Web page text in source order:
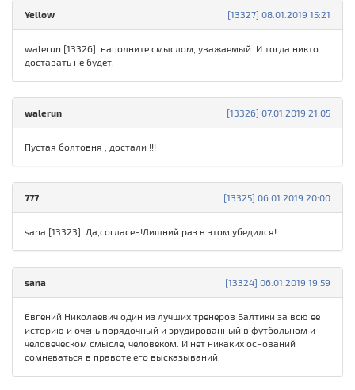
[13327] 08.01.2019 15:21
Yellow
walerun [13326], наполните смыслом, уважаемый. И тогда никто
доставать не будет.
[13326] 07.01.2019 21:05
walerun
Пустая болтовня , достали !!!
[13325] 06.01.2019 20:00
777
sana [13323], Да,согласен!Лишний раз в этом убедился!
[13324] 06.01.2019 19:59
sana
Евгений Николаевич один из лучших тренеров Балтики за всю ее
историю и очень порядочный и эрудированный в футбольном и
человеческом смысле, человеком. И нет никаких оснований
сомневаться в правоте его высказываний.